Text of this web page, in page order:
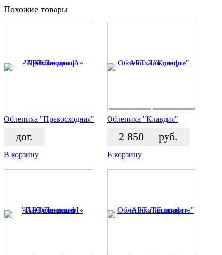
Похожие товары
Облепиха "Превосходная"
дог.
В корзину
Облепиха "Клавдия"
2 850 руб.
В корзину